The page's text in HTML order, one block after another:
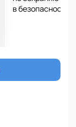
в безопасности.